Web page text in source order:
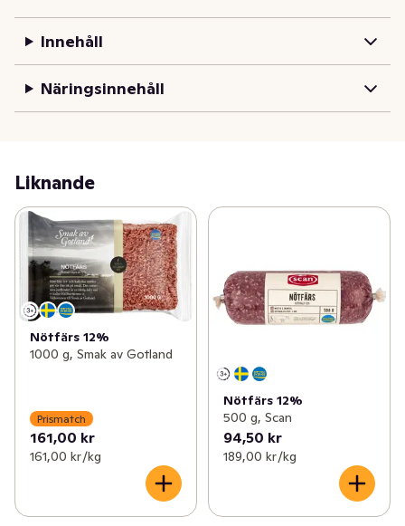
Innehåll
Näringsinnehåll
Liknande
Nötfärs 12%
1000 g, Smak av Gotland
Prismatch
161,00 kr
161,00 kr /kg
Nötfärs 12%
500 g, Scan
94,50 kr
189,00 kr /kg